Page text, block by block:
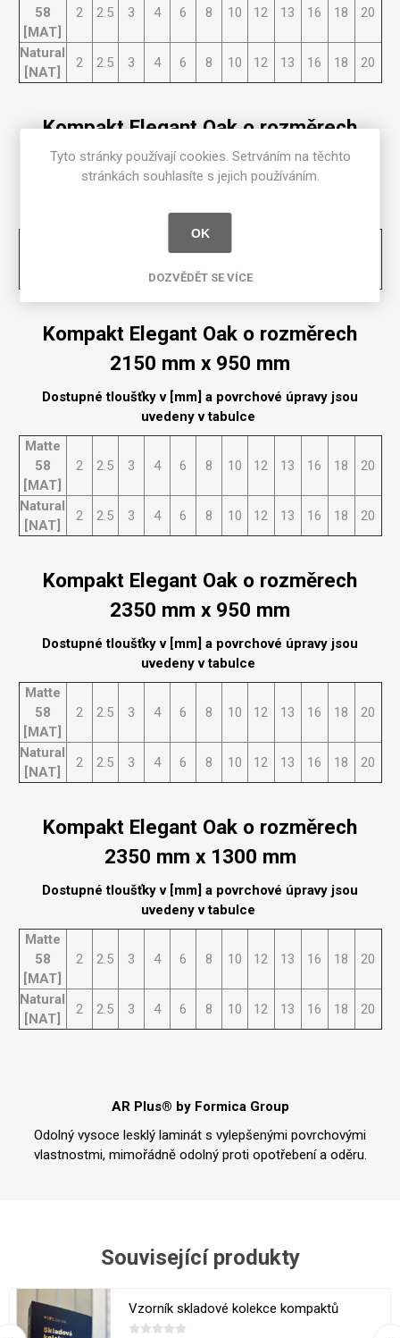
58
[MAT]
2 2.5 3 4 6 8 10 12 13 16 18 20
Natural
[NAT]
2 2.5 3 4 6 8 10 12 13 16 18 20
Kompakt Elegant Oak o rozměrech
3660 mm x 1525 mm
uvedeny v tabulce
Kompakt Elegant Oak o rozměrech
2150 mm x 950 mm
Dostupné tloušťky v [mm] a povrchové úpravy jsou
uvedeny v tabulce
Matte
58
[MAT]
2 2.5 3 4 6 8 10 12 13 16 18 20
Natural
[NAT]
2 2.5 3 4 6 8 10 12 13 16 18 20
Kompakt Elegant Oak o rozměrech
2350 mm x 950 mm
Dostupné tloušťky v [mm] a povrchové úpravy jsou
uvedeny v tabulce
Matte
58
[MAT]
2 2.5 3 4 6 8 10 12 13 16 18 20
Natural
[NAT]
2 2.5 3 4 6 8 10 12 13 16 18 20
Kompakt Elegant Oak o rozměrech
2350 mm x 1300 mm
Dostupné tloušťky v [mm] a povrchové úpravy jsou
uvedeny v tabulce
Matte
58
[MAT]
2 2.5 3 4 6 8 10 12 13 16 18 20
Natural
[NAT]
2 2.5 3 4 6 8 10 12 13 16 18 20
AR Plus® by Formica Group
Odolný vysoce lesklý laminát s vylepšenými povrchovými
vlastnostmi, mimořádně odolný proti opotřebení a oděru.
Související produkty
Vzorník skladové kolekce kompaktů
Tyto stránky používají cookies. Setrváním na těchto
stránkách souhlasíte s jejich používáním.
OK
DOZVĚDĚT SE VÍCE